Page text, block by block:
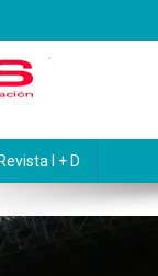
Revista I + D